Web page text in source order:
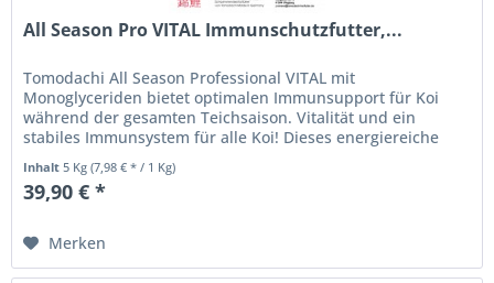
All Season Pro VITAL Immunschutzfutter,...
Tomodachi All Season Professional VITAL mit
Monoglyceriden bietet optimalen Immunsupport für Koi
während der gesamten Teichsaison. Vitalität und ein
stabiles Immunsystem für alle Koi! Dieses energiereiche
Inhalt 5 Kg(7,98 € * / 1 Kg)
39,90 € *
Merken